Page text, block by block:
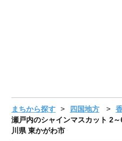
まちから探す 四国地方
瀬戸内のシャインマスカット 2
川県 東かがわ市